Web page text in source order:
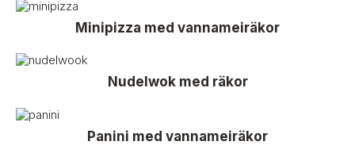
Minipizza med vannameiräkor
Nudelwok med räkor
Panini med vannameiräkor